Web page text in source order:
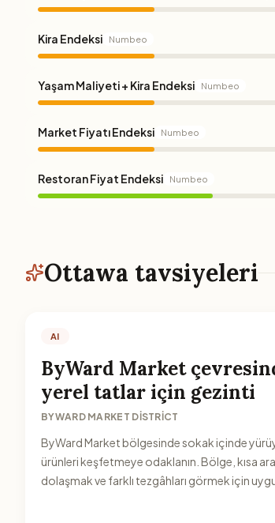
Kira Endeksi Numbeo
Yaşam Maliyeti + Kira Endeksi Numbeo
Market Fiyatı Endeksi Numbeo
Restoran Fiyat Endeksi Numbeo
Ottawa tavsiyeleri
AI
ByWard Market
yerel tatlar için gezinti
BYWARD MARKET DISTRICT
ByWard Market bölgesinde sokak içinde
ürünleri keşfetmeye odaklanın. Bölge, kısa
dolaşmak ve farklı tezgâhları görmek için